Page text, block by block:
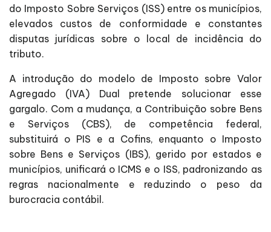
do Imposto Sobre Serviços (ISS) entre os municípios,
elevados custos de conformidade e constantes
disputas jurídicas sobre o local de incidência do
tributo.
A introdução do modelo de Imposto sobre Valor
Agregado (IVA) Dual pretende solucionar esse
gargalo. Com a mudança, a Contribuição sobre Bens
e Serviços (CBS), de competência federal,
substituirá o PIS e a Cofins, enquanto o Imposto
sobre Bens e Serviços (IBS), gerido por estados e
municípios, unificará o ICMS e o ISS, padronizando as
regras nacionalmente e reduzindo o peso da
burocracia contábil.